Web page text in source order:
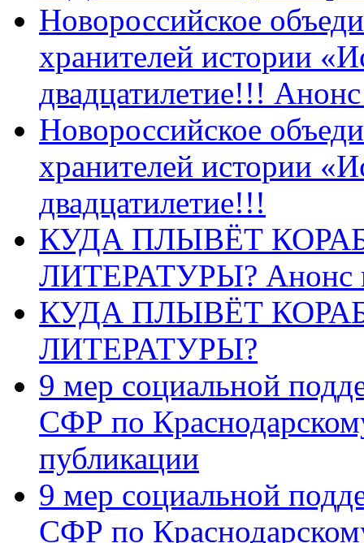
Новороссийское
хранителей истории
двадцатилетие!!!
Новороссийское
хранителей истории
двадцатилетие!!!
КУДА ПЛЫВЁТ
ЛИТЕРАТУРЫ? Анонс
КУДА ПЛЫВЁТ
ЛИТЕРАТУРЫ?
9 мер социальной
СФР по
публикации
9 мер социальной
СФР по